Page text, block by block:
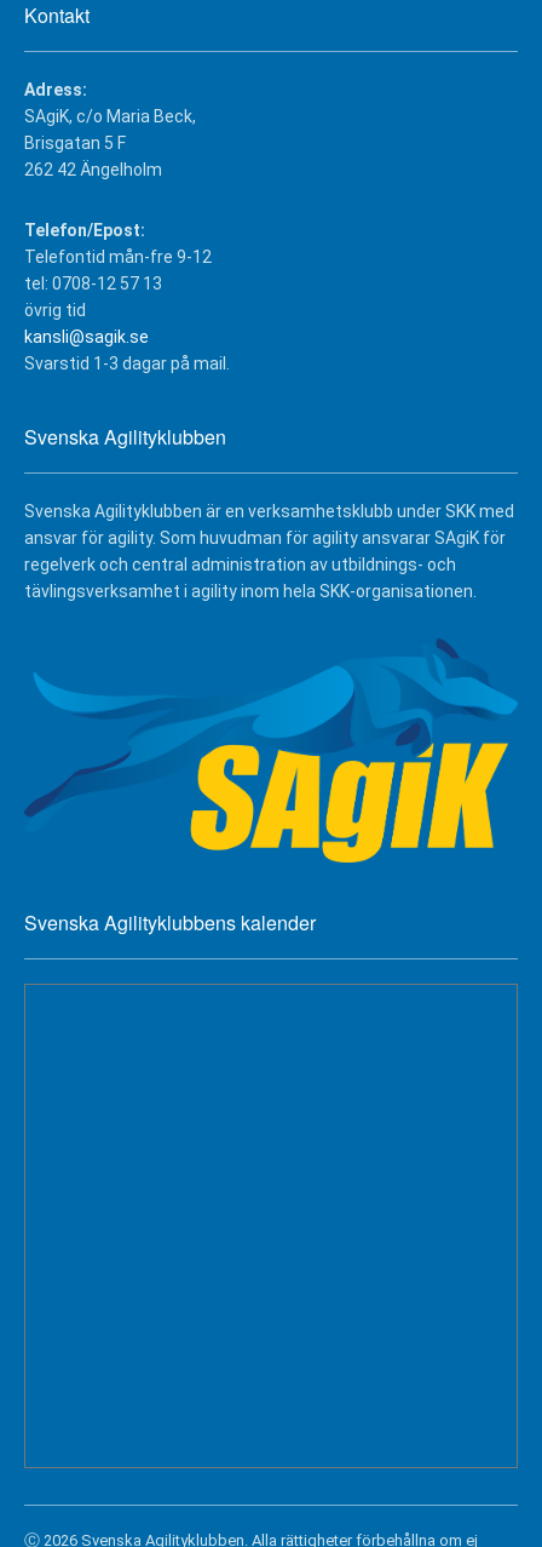
Kontakt
Adress:
SAgiK, c/o Maria Beck,
Brisgatan 5 F
262 42 Ängelholm
Telefon/Epost:
Telefontid mån-fre 9-12
tel: 0708-12 57 13
övrig tid
kansli@sagik.se
Svarstid 1-3 dagar på mail.
Svenska Agilityklubben
Svenska Agilityklubben är en verksamhetsklubb under SKK med
ansvar för agility. Som huvudman för agility ansvarar SAgiK för
regelverk och central administration av utbildnings- och
tävlingsverksamhet i agility inom hela SKK-organisationen.
Svenska Agilityklubbens kalender
Ⓒ 2026 Svenska Agilityklubben. Alla rättigheter förbehållna om ej